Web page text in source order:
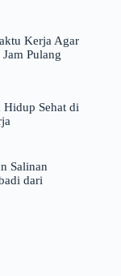
Kerja Agar
Pulang
Hidup Sehat di
Salinan
dari